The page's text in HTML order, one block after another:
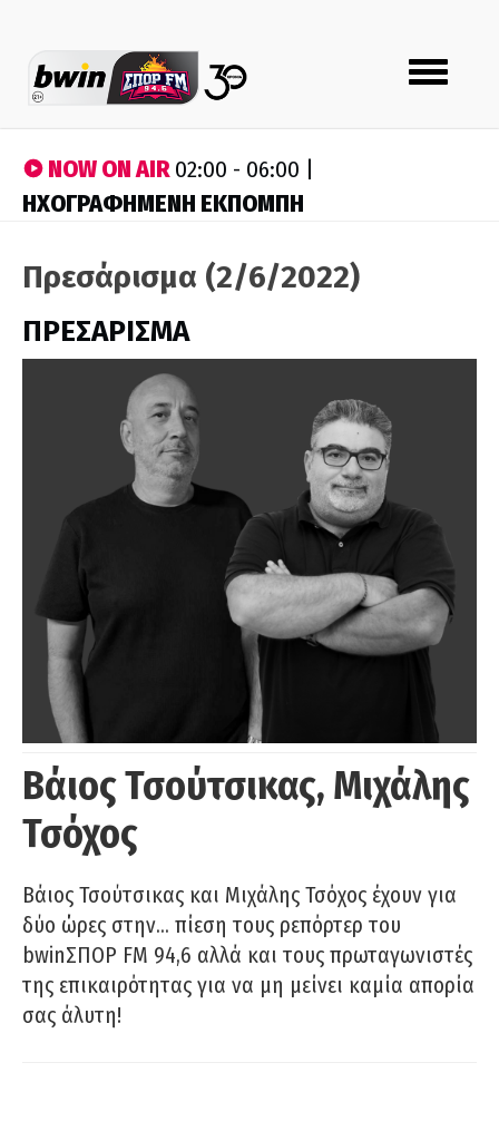
Toggle
navigation
NOW ON AIR02:00 - 06:00 |
ΗΧΟΓΡΑΦΗΜΕΝΗ ΕΚΠΟΜΠΗ
Πρεσάρισμα (2/6/2022)
ΠΡΕΣΑΡΙΣΜΑ
Βάιος Τσούτσικας, Μιχάλης
Τσόχος
Βάιος Τσούτσικας και Μιχάλης Τσόχος έχουν για
δύο ώρες στην… πίεση τους ρεπόρτερ του
bwinΣΠΟΡ FM 94,6 αλλά και τους πρωταγωνιστές
της επικαιρότητας για να μη μείνει καμία απορία
σας άλυτη!